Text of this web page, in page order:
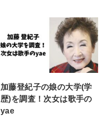
加藤登紀子の娘の大学(学
歴)を調査！次女は歌手の
yae